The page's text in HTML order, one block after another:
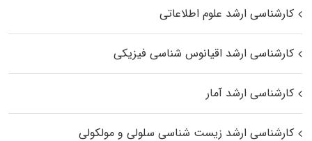
کارشناسی ارشد علوم اطلاعاتی
کارشناسی ارشد اقیانوس‌ شناسی فیزیکی
کارشناسی ارشد آمار
کارشناسی ارشد زیست شناسی سلولی و مولکولی